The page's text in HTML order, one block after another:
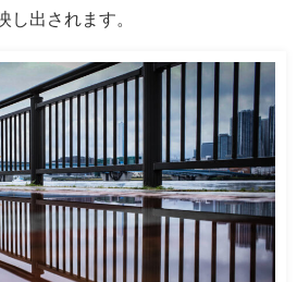
し出されます。